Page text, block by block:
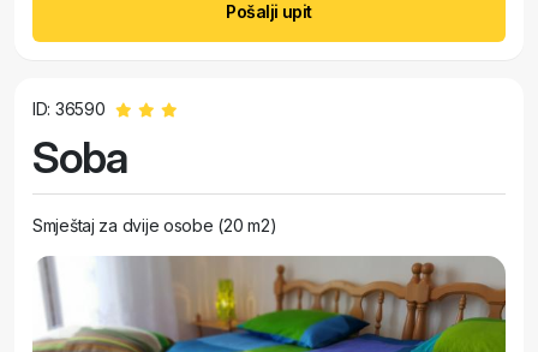
Pošalji upit
ID: 36590
Soba
Smještaj za dvije osobe (20 m2)